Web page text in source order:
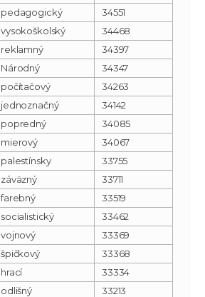
pedagogický
34551
vysokoškolský
34468
reklamný
34397
Národný
34347
počítačový
34263
jednoznačný
34142
popredný
34085
mierový
34067
palestínsky
33755
záväzný
33711
farebný
33519
socialistický
33462
vojnový
33369
špičkový
33368
hrací
33334
odlišný
33213